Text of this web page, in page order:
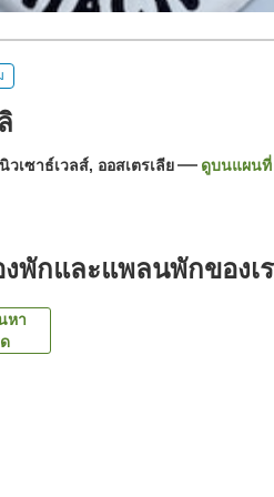
วเซาธ์เวลส์, ออสเตรเลีย ดูบนแผนที่
พักและแพลนพักของเ
หา